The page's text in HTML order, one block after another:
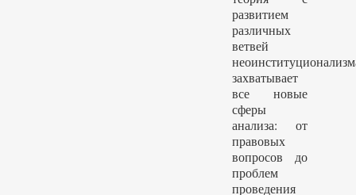
развитием
различных
ветвей
захватывает
все новые
сферы
анализа: от
правовых
вопросов до
проблем
проведения